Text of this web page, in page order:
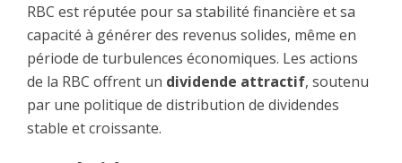
RBC est réputée pour sa stabilité financière et sa
capacité à générer des revenus solides, même en
période de turbulences économiques. Les actions
de la RBC offrent un dividende attractif, soutenu
par une politique de distribution de dividendes
stable et croissante.